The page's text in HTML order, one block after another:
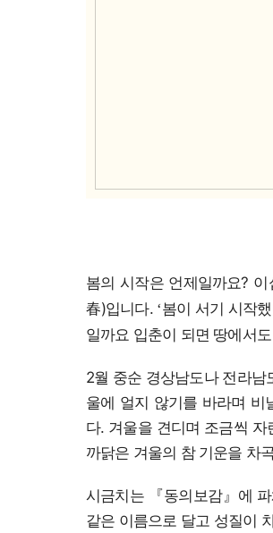
봄의 시작은 언제일까요? 이
春)입니다. ‘봄이 서기 시작
일까요 입춘이 되면 땅에서
2월 중순 경상남도나 전라
울에 얼지 않기를 바라며 비
다. 겨울을 견디며 조금씩
까닭은 겨울의 참 기운을 차
시금치는 『동의보감』에
같은 이름으로 달고 성질이